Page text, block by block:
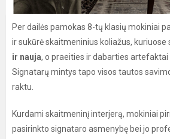
Per dailės pamokas 8-tų klasių mokiniai
ir sukūrė skaitmeninius koliažus, kuriuose
ir nauja, o praeities ir dabarties artefaktai
Signatarų mintys tapo visos tautos
raktu.
Kurdami skaitmeninį interjerą, mokiniai
pasirinkto signataro asmenybę bei jo